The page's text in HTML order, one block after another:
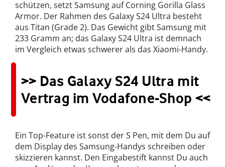
schützen, setzt Samsung auf Corning Gorilla Glass
Armor. Der Rahmen des Galaxy S24 Ultra besteht
aus Titan (Grade 2). Das Gewicht gibt Samsung mit
233 Gramm an; das Galaxy S24 Ultra ist demnach
im Vergleich etwas schwerer als das Xiaomi-Handy.
>> Das Galaxy S24 Ultra mit
Vertrag im Vodafone-Shop <<
Ein Top-Feature ist sonst der S Pen, mit dem Du auf
dem Display des Samsung-Handys schreiben oder
skizzieren kannst. Den Eingabestift kannst Du auch